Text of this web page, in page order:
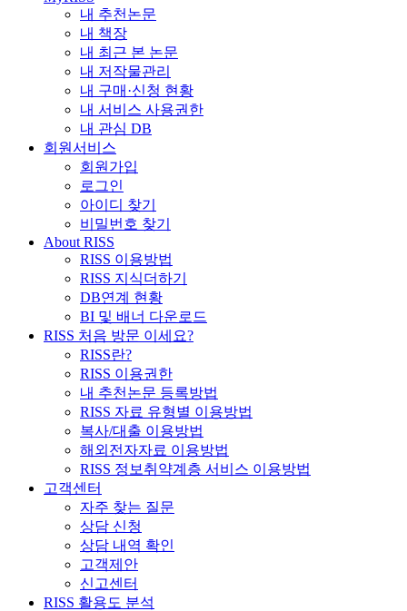
내 추천논문
내 책장
내 최근 본 논문
내 저작물관리
내 구매·신청 현황
내 서비스 사용권한
내 관심 DB
회원서비스
회원가입
로그인
아이디 찾기
비밀번호 찾기
About RISS
RISS 이용방법
RISS 지식더하기
DB연계 현황
BI 및 배너 다운로드
RISS 처음 방문 이세요?
RISS란?
RISS 이용권한
내 추천논문 등록방법
RISS 자료 유형별 이용방법
복사/대출 이용방법
해외전자자료 이용방법
RISS 정보취약계층 서비스 이용방법
고객센터
자주 찾는 질문
상담 신청
상담 내역 확인
고객제안
신고센터
RISS 활용도 분석